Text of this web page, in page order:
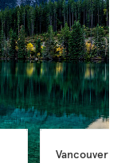
Vancouver